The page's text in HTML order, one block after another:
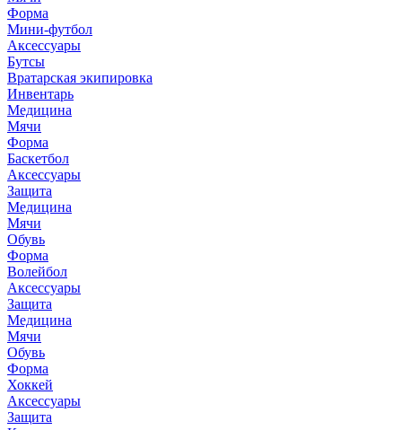
Форма
Мини-футбол
Аксессуары
Бутсы
Вратарская экипировка
Инвентарь
Медицина
Мячи
Форма
Баскетбол
Аксессуары
Защита
Медицина
Мячи
Обувь
Форма
Волейбол
Аксессуары
Защита
Медицина
Мячи
Обувь
Форма
Хоккей
Аксессуары
Защита